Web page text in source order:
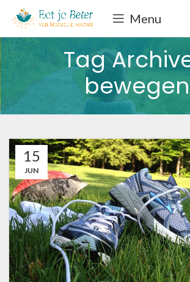
Menu
Tag
bewegen
15
JUN